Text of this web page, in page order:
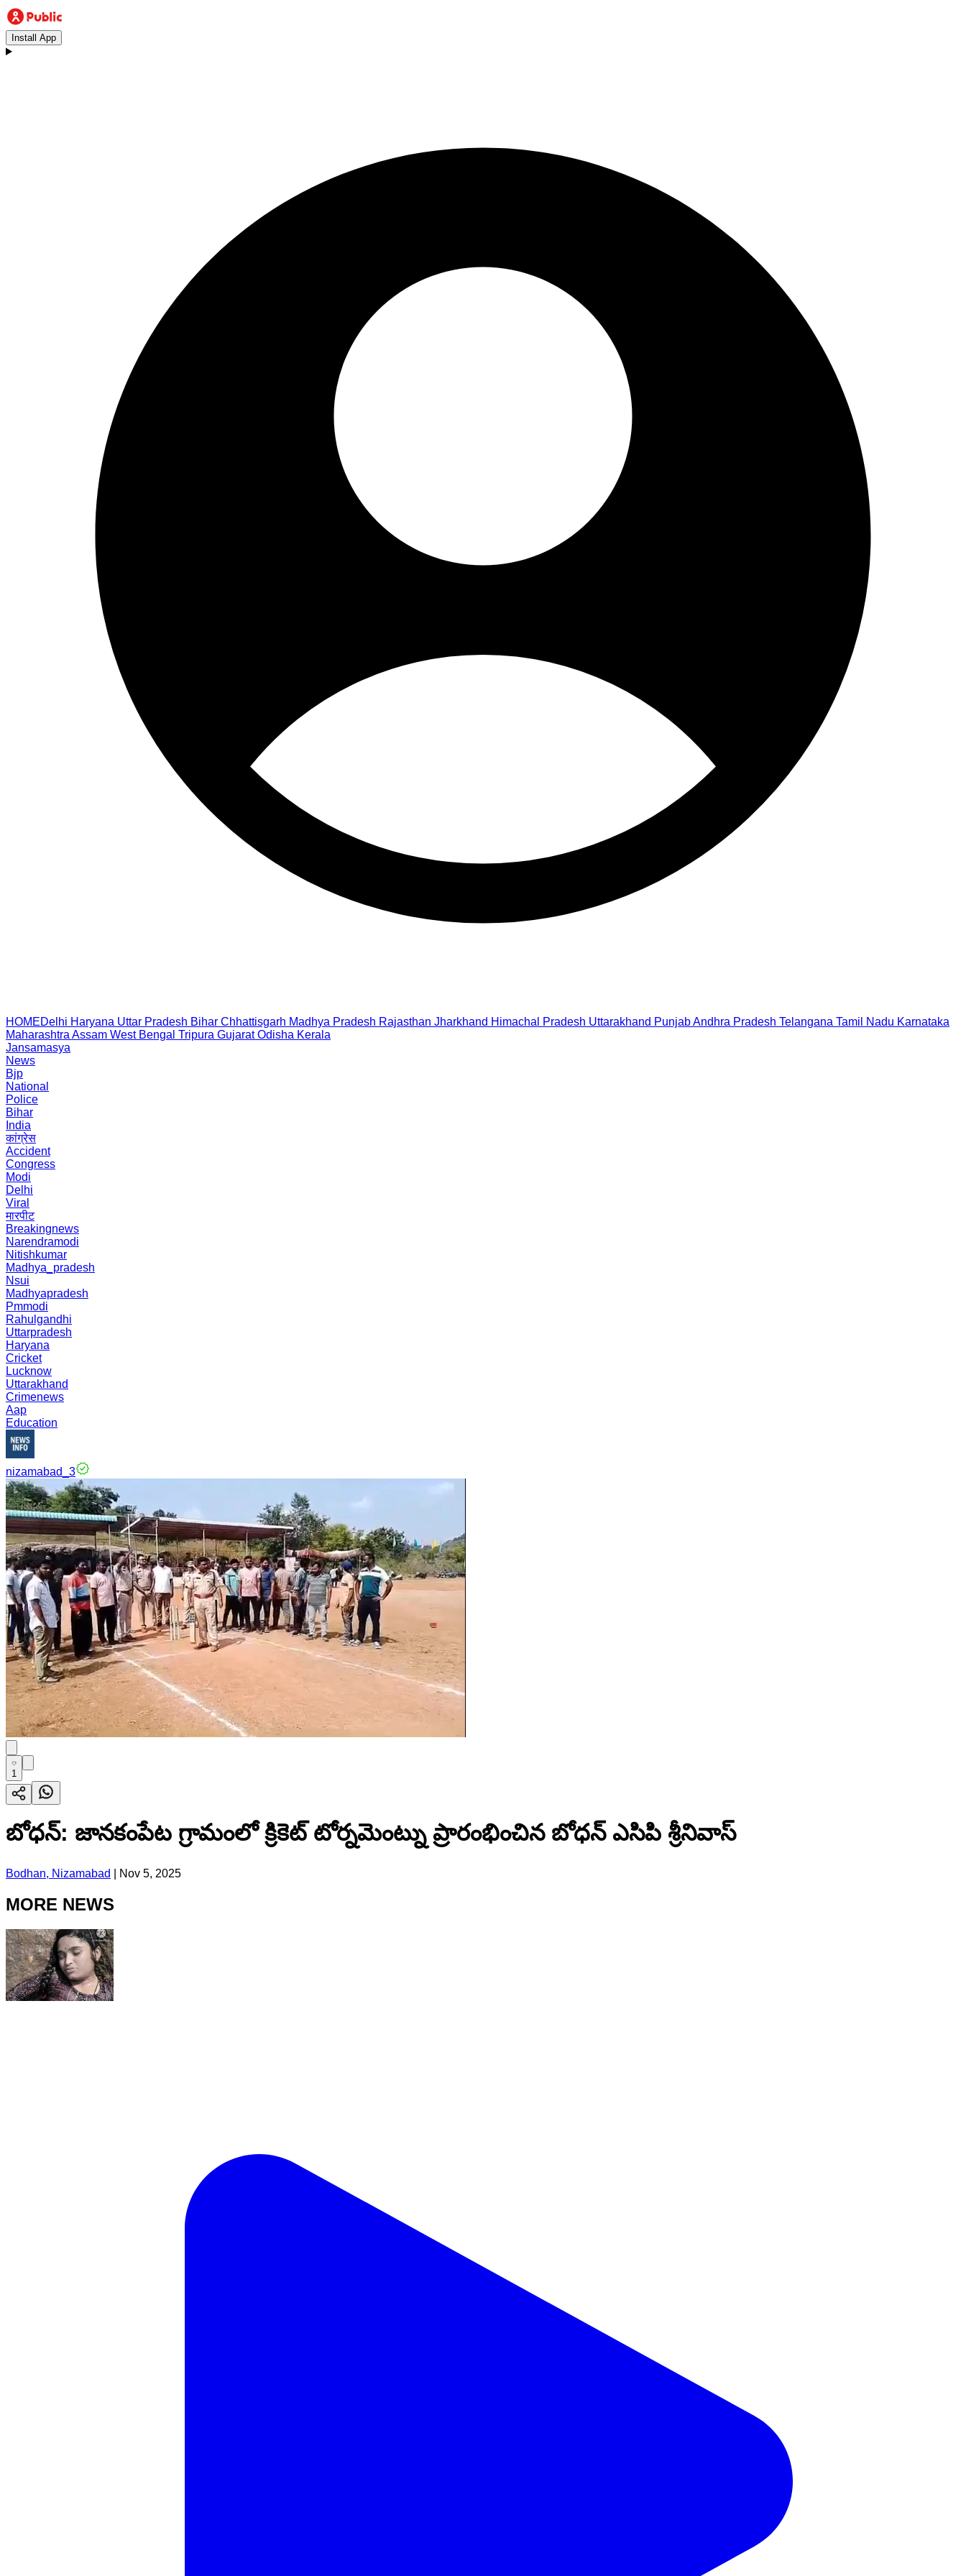
Install App
HOMEDelhi Haryana Uttar Pradesh Bihar Chhattisgarh Madhya Pradesh Rajasthan Jharkhand Himachal Pradesh Uttarakhand PunjabAndhra Pradesh Telangana Tamil Nadu Karnataka
Maharashtra Assam West Bengal Tripura Gujarat Odisha Kerala
Jansamasya
News
Bjp
National
Police
Bihar
India
कांग्रेस
Accident
Congress
Modi
Delhi
Viral
मारपीट
Breakingnews
Narendramodi
Nitishkumar
Madhya_pradesh
Nsui
Madhyapradesh
Pmmodi
Rahulgandhi
Uttarpradesh
Haryana
Cricket
Lucknow
Uttarakhand
Crimenews
Aap
Education
nizamabad_3
1
బోధన్: జానకంపేట గ్రామంలో క్రికెట్ టోర్నమెంట్ను ప్రారంభించిన బోధన్ ఎసిపి శ్రీనివాస్
Bodhan, Nizamabad Nov 5, 2025
MORE NEWS